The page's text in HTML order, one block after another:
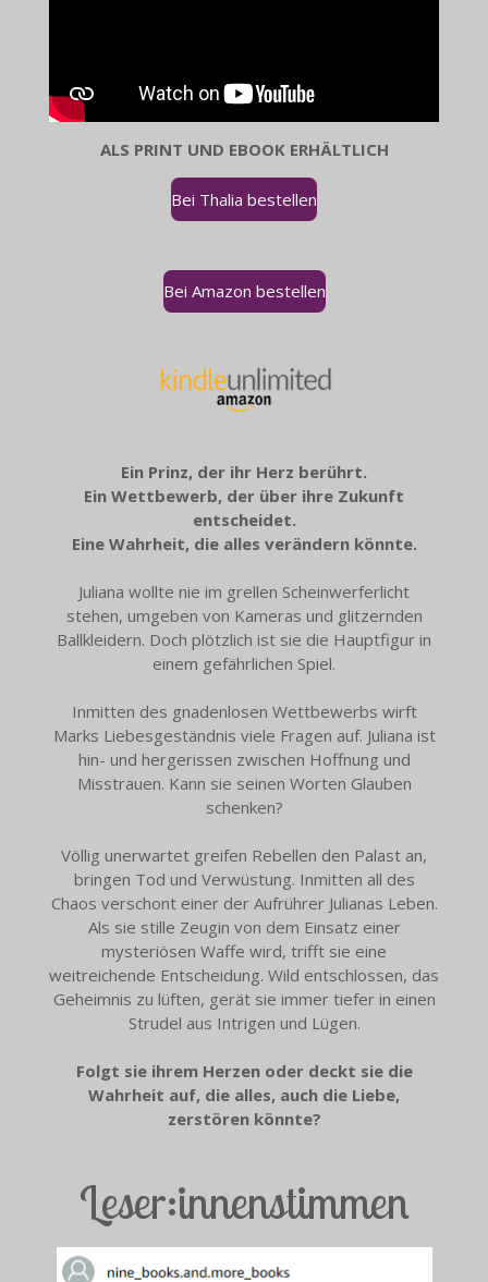
ALS PRINT UND EBOOK ERHÄLTLICH
Bei Thalia bestellen
Bei Amazon bestellen
Ein Prinz, der ihr Herz berührt.
Ein Wettbewerb, der über ihre Zukunft
entscheidet.
Eine Wahrheit, die alles verändern könnte.
Juliana wollte nie im grellen Scheinwerferlicht
stehen, umgeben von Kameras und glitzernden
Ballkleidern. Doch plötzlich ist sie die Hauptfigur in
einem gefährlichen Spiel.
Inmitten des gnadenlosen Wettbewerbs wirft
Marks Liebesgeständnis viele Fragen auf. Juliana ist
hin- und hergerissen zwischen Hoffnung und
Misstrauen. Kann sie seinen Worten Glauben
schenken?
Völlig unerwartet greifen Rebellen den Palast an,
bringen Tod und Verwüstung. Inmitten all des
Chaos verschont einer der Aufrührer Julianas Leben.
Als sie stille Zeugin von dem Einsatz einer
mysteriösen Waffe wird, trifft sie eine
weitreichende Entscheidung. Wild entschlossen, das
Geheimnis zu lüften, gerät sie immer tiefer in einen
Strudel aus Intrigen und Lügen.
Folgt sie ihrem Herzen oder deckt sie die
Wahrheit auf, die alles, auch die Liebe,
zerstören könnte?
Leser:innenstimmen